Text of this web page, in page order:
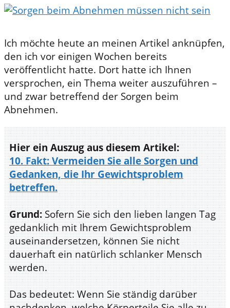
Ich möchte heute an meinen Artikel anknüpfen,
den ich vor einigen Wochen bereits
veröffentlicht hatte. Dort hatte ich Ihnen
versprochen, ein Thema weiter auszuführen –
und zwar betreffend der Sorgen beim
Abnehmen.
Hier ein Auszug aus diesem Artikel:
10. Fakt: Vermeiden Sie alle Sorgen und
Gedanken, die Ihr Gewichtsproblem
betreffen.
Grund:Sofern Sie sich den lieben langen Tag
gedanklich mit Ihrem Gewichtsproblem
auseinandersetzen, können Sie nicht
dauerhaft ein natürlich schlanker Mensch
werden.
Das bedeutet: Wenn Sie ständig darüber